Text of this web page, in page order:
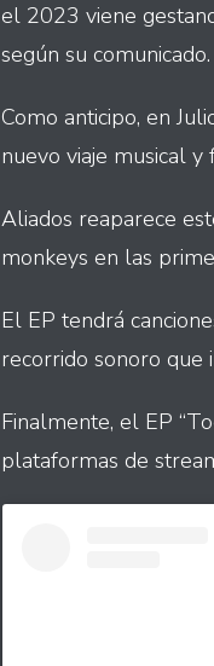
el 2023 viene
según su comunicado.
Como anticipo, en
nuevo viaje musical
Aliados reaparece
monkeys en las
El EP tendrá
recorrido sonoro que
Finalmente, el EP
plataformas de